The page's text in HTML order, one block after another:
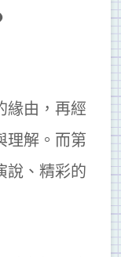
緣由，再經
理解。而第
說、精彩的